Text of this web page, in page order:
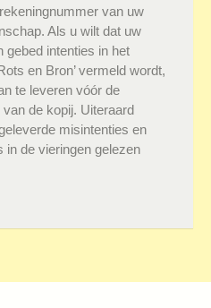
van uw
Als u wilt dat uw
gebed intenties in het
en Bron’ vermeld wordt,
te leveren vóór de
de kopij. Uiteraard
misintenties en
in de vieringen gelezen